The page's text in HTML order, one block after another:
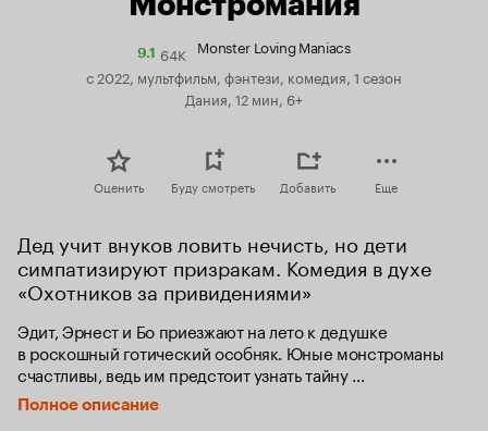
9.1Рейтинг
Кинопоиска
9.1
64K Monster Loving Maniacs
с 2022, мультфильм, фэнтези, комедия, 1 сезон
Дания, 12 мин, 6+
Оценить Буду смотреть Добавить Еще
Дед учит внуков ловить нечисть, но дети
симпатизируют призракам. Комедия в духе
«Охотников за привидениями»
Эдит, Эрнест и Бо приезжают на лето к дедушке
в роскошный готический особняк. Юные монстроманы
счастливы, ведь им предстоит узнать тайну
их происхождения. Оказывается, Ван Альтены — из
древнего рода охотников на чудовищ. В юности мама
Полное описание